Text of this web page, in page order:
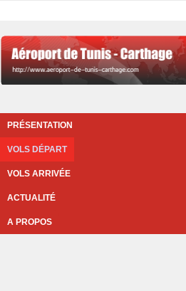
PRÉSENTATION
VOLS DÉPART
VOLS ARRIVÉE
ACTUALITÉ
A PROPOS